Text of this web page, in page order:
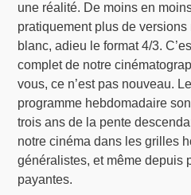
une réalité. De moins en
pratiquement plus de
blanc, adieu le format 4/3.
complet de notre
vous, ce n’est pas nouveau.
programme hebdomadaire
trois ans de la pente
notre cinéma dans les grilles
généralistes, et même depuis
payantes.